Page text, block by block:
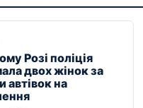
Розі поліція
двох жінок за
автівок на